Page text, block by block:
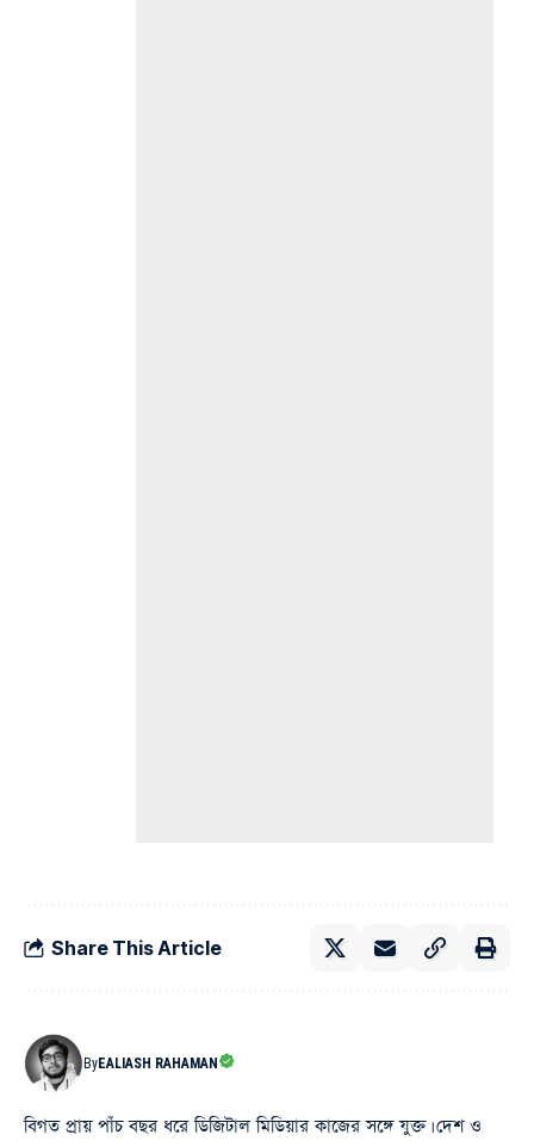
Share This Article
ByEALIASH RAHAMAN
বিগত প্রায় পাঁচ বছর ধরে ডিজিটাল মিডিয়ার কাজের সঙ্গে যুক্ত। দেশ ও